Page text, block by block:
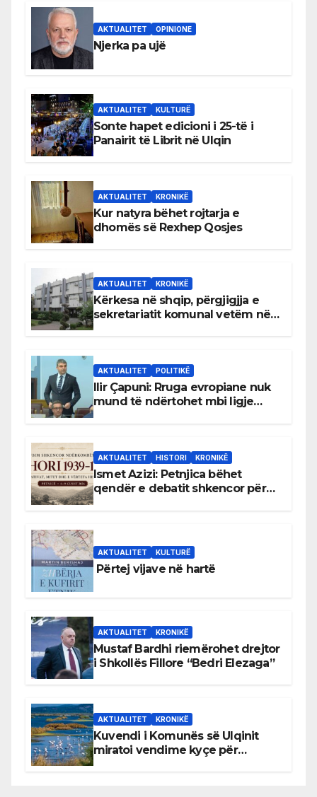
AKTUALITET OPINIONE
Njerka pa ujë
AKTUALITET KULTURË
Sonte hapet edicioni i 25-të i
Panairit të Librit në Ulqin
AKTUALITET KRONIKË
Kur natyra bëhet rojtarja e
dhomës së Rexhep Qosjes
AKTUALITET KRONIKË
Kërkesa në shqip, përgjigjja e
sekretariatit komunal vetëm në
AKTUALITET POLITIKË
Ilir Çapuni: Rruga evropiane nuk
mund të ndërtohet mbi ligje
AKTUALITET HISTORI KRONIKË
Ismet Azizi: Petnjica bëhet
qendër e debatit shkencor për
AKTUALITET KULTURË
Përtej vijave në hartë
AKTUALITET KRONIKË
Mustaf Bardhi riemërohet drejtor
i Shkollës Fillore “Bedri Elezaga”
AKTUALITET KRONIKË
Kuvendi i Komunës së Ulqinit
miratoi vendime kyçe për